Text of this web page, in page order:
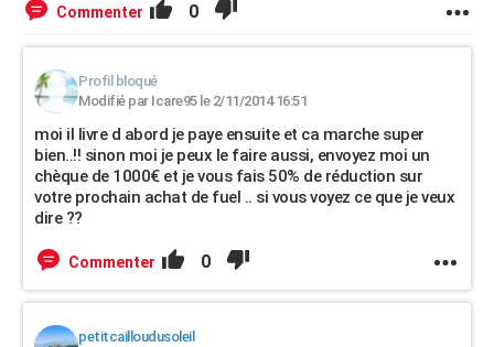
Commenter 0
Profil bloqué
Modifié par Icare95 le 2/11/2014 16:51
moi il livre d abord je paye ensuite et ca marche super
bien..!! sinon moi je peux le faire aussi, envoyez moi un
chèque de 1000€ et je vous fais 50% de réduction sur
votre prochain achat de fuel .. si vous voyez ce que je veux
dire ??
Commenter 0
petitcailloudusoleil